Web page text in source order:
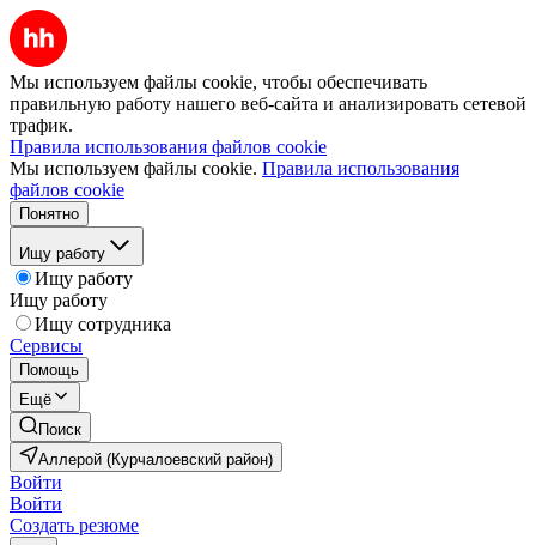
Мы используем файлы cookie, чтобы обеспечивать
правильную работу нашего веб-сайта и анализировать сетевой
трафик.
Правила использования файлов cookie
Мы используем файлы cookie. Правила использования
файлов cookie
Понятно
Ищу работу
Ищу работу
Ищу работу
Ищу сотрудника
Сервисы
Помощь
Ещё
Поиск
Аллерой (Курчалоевский район)
Войти
Войти
Создать резюме